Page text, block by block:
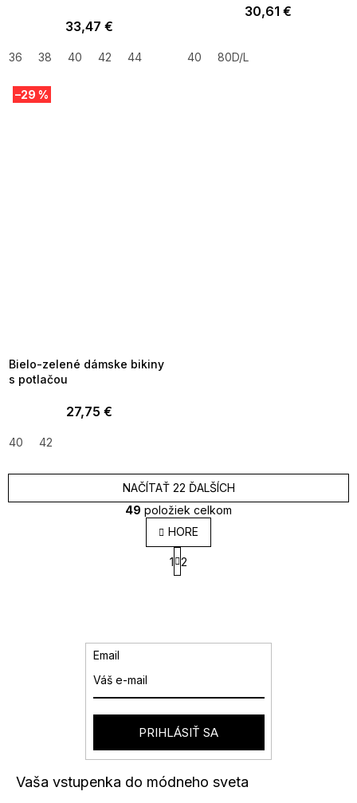
33,47 €
36 38 40 42 44
30,61 €
40 80D/L
–29 %
Bielo-zelené dámske bikiny
s potlačou
27,75 €
40 42
O
v
l
á
v
k
y
ý
i
NAČÍTAŤ 22 ĎALŠÍCH
S
t
r
v
e
1 2
49 položiek celkom
HORE
Vaša vstupenka do módneho sveta
Email
PRIHLÁSIŤ SA